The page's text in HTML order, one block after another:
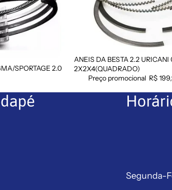
SPORTAGE 2.0
Promoção
ANEIS DA BESTA 2.2 URICANI
2X2X4(QUADRADO)
Preço promocional R$
Segunda-